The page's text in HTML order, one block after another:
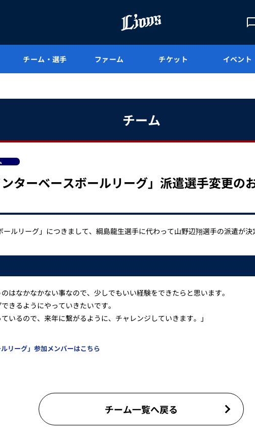
チーム・選手 ファーム チケット イベント
チーム
ンターベースボールリーグ」派遣選手変更の
ールリーグ」につきまして、綱島龍生選手に代わって山野辺翔選手の派遣が決
はなかなかない事なので、少しでもいい経験をできたらと思います。
きるようにやっていきたいです。
いるので、来年に繋がるように、チャレンジしていきます。」
リーグ」参加メンバーはこちら
チーム一覧へ戻る